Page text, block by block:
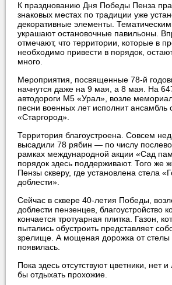
К празднованию Дня Победы Пенза
знаковых местах по традиции уже
декоративные элементы.
украшают остановочные павильоны.
отмечают, что территории, которые в
необходимо привести в порядок,
много.
Мероприятия, посвященные 78-й
начнутся даже на 9 мая, а 8 мая. На
автодороги М5 «Урал», возле
песни военных лет исполнит ансамбль
«Старгород».
Территория благоустроена. Совсем
высадили 78 рябин — по числу
рамках международной акции «Сад
порядок здесь поддерживают. Того же
Пензы скверу, где установлена стела
доблести».
Сейчас в сквере 40-летия Победы,
доблести пензенцев, благоустройство
кончается тротуарная плитка. Газон,
пытались обустроить представляет
зрелище. А мощеная дорожка от стелы
появилась.
Пока здесь отсутствуют цветники, нет и
бы отдыхать прохожие.